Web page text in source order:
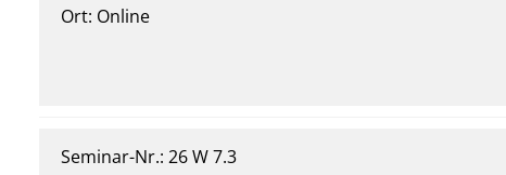
Ort: Online
Seminar-Nr.: 26 W 7.3